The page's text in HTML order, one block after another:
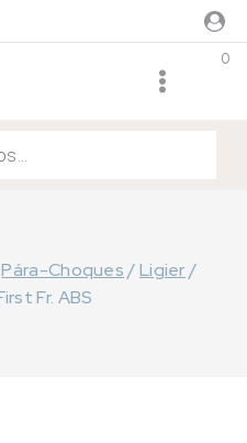
0
Pára-Choques /Ligier/
Fr. ABS